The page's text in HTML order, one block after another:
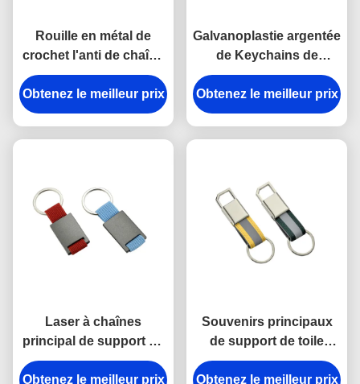
Rouille en métal de
crochet l'anti de chaîne
principale de rupture en
alliage de zinc de
support a gravé des
Obtenez le meilleur prix
Galvanoplastie argentée
de Keychains de
support principal en
plastique en métal
d'ABS de trapèze
Obtenez le meilleur prix
Laser à chaînes
principal de support en
métal de rectangle
gravant le cadeau de
Obtenez le meilleur prix
Souvenirs principaux
de support de toile
lumineuse d'épaisseur
du porte-clés 9mm de
Obtenez le meilleur prix